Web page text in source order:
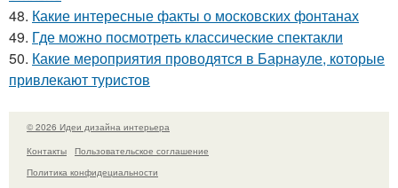
48. Какие интересные факты о московских фонтанах
49. Где можно посмотреть классические спектакли
50. Какие мероприятия проводятся в Барнауле, которые
привлекают туристов
© 2026 Идеи дизайна интерьера
Контакты
Пользовательское соглашение
Политика конфидециальности